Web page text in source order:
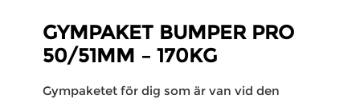
GYMPAKET BUMPER PRO
50/51MM – 170KG
Gympaketet för dig som är van vid den